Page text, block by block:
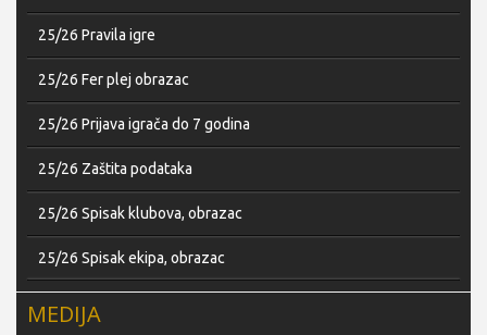
25/26 Pravila igre
25/26 Fer plej obrazac
25/26 Prijava igrača do 7 godina
25/26 Zaštita podataka
25/26 Spisak klubova, obrazac
25/26 Spisak ekipa, obrazac
MEDIJA